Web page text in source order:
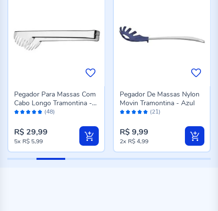
Avaliação: (48)
Pegador Para Massas Com
Cabo Longo Tramontina -
Aço Inox
R$ 29,99
5x R$ 5,99
Avaliação: (21)
Pegador De Massas Nylon
Movin Tramontina - Azul
R$ 9,99
2x R$ 4,99